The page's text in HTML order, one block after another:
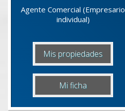
Agente Comercial (Empresario
individual)
Mis propiedades
Mi ficha